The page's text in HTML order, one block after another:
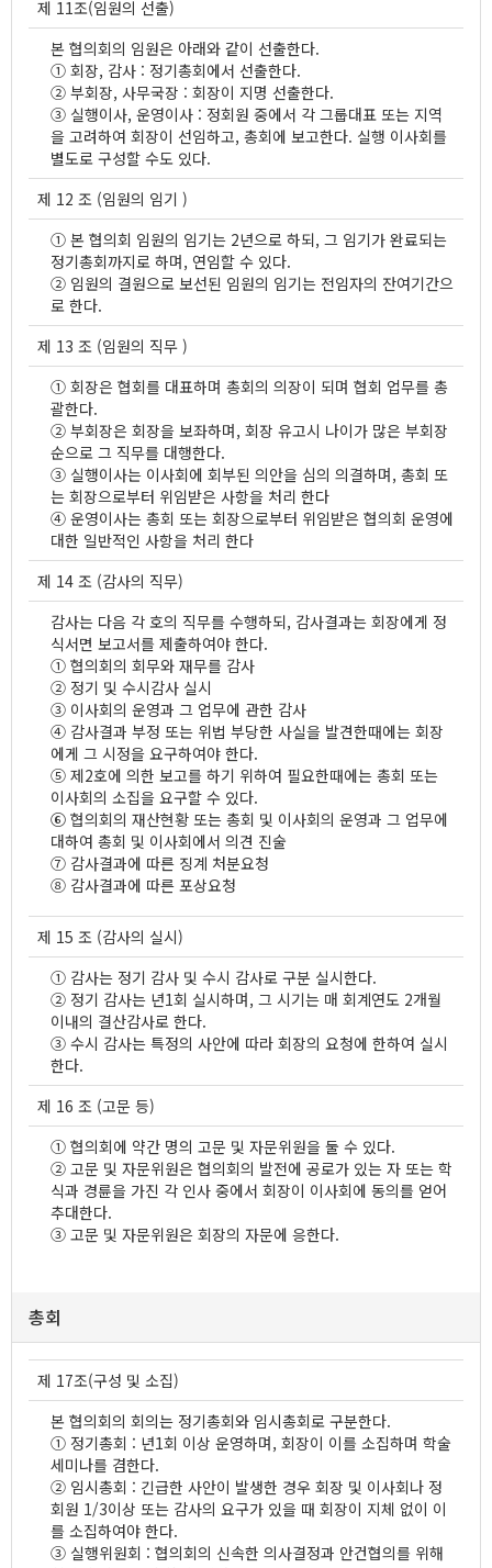
제 11조(임원의 선출)
본 협의회의 임원은 아래와 같이 선출한다.
① 회장, 감사 : 정기총회에서 선출한다.
② 부회장, 사무국장 : 회장이 지명 선출한다.
③ 실행이사, 운영이사 : 정회원 중에서 각 그룹대표 또는 지역
을 고려하여 회장이 선임하고, 총회에 보고한다. 실행 이사회를
별도로 구성할 수도 있다.
제 12 조 (임원의 임기 )
① 본 협의회 임원의 임기는 2년으로 하되, 그 임기가 완료되는
정기총회까지로 하며, 연임할 수 있다.
② 임원의 결원으로 보선된 임원의 임기는 전임자의 잔여기간으
로 한다.
제 13 조 (임원의 직무 )
① 회장은 협회를 대표하며 총회의 의장이 되며 협회 업무를 총
괄한다.
② 부회장은 회장을 보좌하며, 회장 유고시 나이가 많은 부회장
순으로 그 직무를 대행한다.
③ 실행이사는 이사회에 회부된 의안을 심의 의결하며, 총회 또
는 회장으로부터 위임받은 사항을 처리 한다
④ 운영이사는 총회 또는 회장으로부터 위임받은 협의회 운영에
대한 일반적인 사항을 처리 한다
제 14 조 (감사의 직무)
감사는 다음 각 호의 직무를 수행하되, 감사결과는 회장에게 정
식서면 보고서를 제출하여야 한다.
① 협의회의 회무와 재무를 감사
② 정기 및 수시감사 실시
③ 이사회의 운영과 그 업무에 관한 감사
④ 감사결과 부정 또는 위법 부당한 사실을 발견한때에는 회장
에게 그 시정을 요구하여야 한다.
⑤ 제2호에 의한 보고를 하기 위하여 필요한때에는 총회 또는
이사회의 소집을 요구할 수 있다.
⑥ 협의회의 재산현황 또는 총회 및 이사회의 운영과 그 업무에
대하여 총회 및 이사회에서 의견 진술
⑦ 감사결과에 따른 징계 처분요청
⑧ 감사결과에 따른 포상요청
제 15 조 (감사의 실시)
① 감사는 정기 감사 및 수시 감사로 구분 실시한다.
② 정기 감사는 년1회 실시하며, 그 시기는 매 회계연도 2개월
이내의 결산감사로 한다.
③ 수시 감사는 특정의 사안에 따라 회장의 요청에 한하여 실시
한다.
제 16 조 (고문 등)
① 협의회에 약간 명의 고문 및 자문위원을 둘 수 있다.
② 고문 및 자문위원은 협의회의 발전에 공로가 있는 자 또는 학
식과 경륜을 가진 각 인사 중에서 회장이 이사회에 동의를 얻어
추대한다.
③ 고문 및 자문위원은 회장의 자문에 응한다.
총회
제 17조(구성 및 소집)
본 협의회의 회의는 정기총회와 임시총회로 구분한다.
① 정기총회 : 년1회 이상 운영하며, 회장이 이를 소집하며 학술
세미나를 겸한다.
② 임시총회 : 긴급한 사안이 발생한 경우 회장 및 이사회나 정
회원 1/3이상 또는 감사의 요구가 있을 때 회장이 지체 없이 이
를 소집하여야 한다.
③ 실행위원회 : 협의회의 신속한 의사결정과 안건협의를 위해